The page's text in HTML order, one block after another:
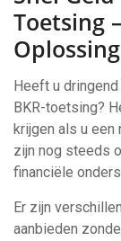
Toetsing
Oplossing
Heeft u
BKR-toetsing?
krijgen als u een
zijn nog steeds
financiële
Er zijn
aanbieden